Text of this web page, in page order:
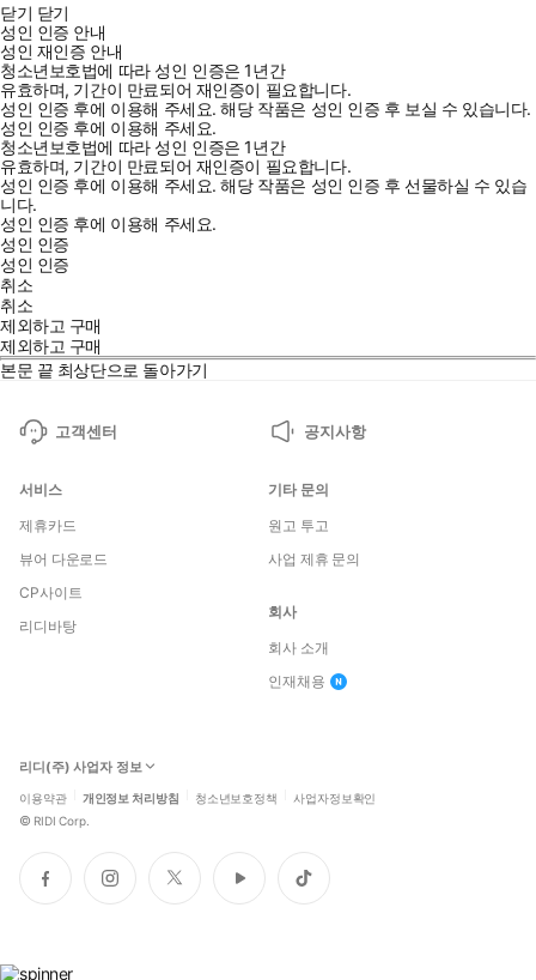
닫기 닫기
성인 인증 안내
성인 재인증 안내
청소년보호법에 따라 성인 인증은 1년간
유효하며, 기간이 만료되어 재인증이 필요합니다.
성인 인증 후에 이용해 주세요.해당 작품은 성인 인증 후 보실 수 있습니다.
성인 인증 후에 이용해 주세요.
청소년보호법에 따라 성인 인증은 1년간
유효하며, 기간이 만료되어 재인증이 필요합니다.
성인 인증 후에 이용해 주세요.해당 작품은 성인 인증 후 선물하실 수 있습
니다.
성인 인증 후에 이용해 주세요.
성인 인증
성인 인증
취소
취소
제외하고 구매
제외하고 구매
본문 끝 최상단으로 돌아가기
고객센터 공지사항
서비스
제휴카드
뷰어 다운로드
CP사이트
리디바탕
기타 문의
원고 투고
사업 제휴 문의
회사
회사 소개
인재채용
리디(주) 사업자 정보
이용약관 개인정보 처리방침 청소년보호정책 사업자정보확인
© RIDI Corp.
페
이
인
스
트
위
유
튜
틱
톡